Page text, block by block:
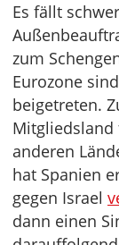
Es fällt
zum
Eurozone
beigetreten.
Mitgliedsland
anderen
hat Spanien
gegen Israel
dann einen